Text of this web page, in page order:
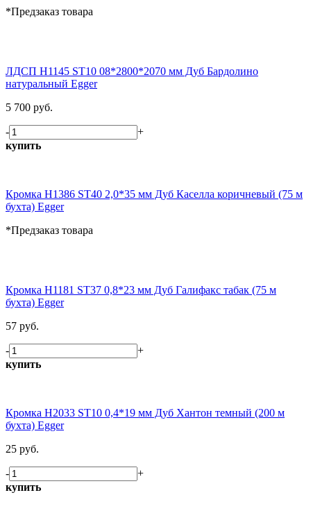
*Предзаказ товара
ЛДСП H1145 ST10 08*2800*2070 мм Дуб Бардолино
натуральный Egger
5 700 руб.
-
+
купить
Кромка H1386 ST40 2,0*35 мм Дуб Каселла коричневый (75 м
бухта) Egger
*Предзаказ товара
Кромка H1181 ST37 0,8*23 мм Дуб Галифакс табак (75 м
бухта) Egger
57 руб.
-
+
купить
Кромка H2033 ST10 0,4*19 мм Дуб Хантон темный (200 м
бухта) Egger
25 руб.
-
+
купить